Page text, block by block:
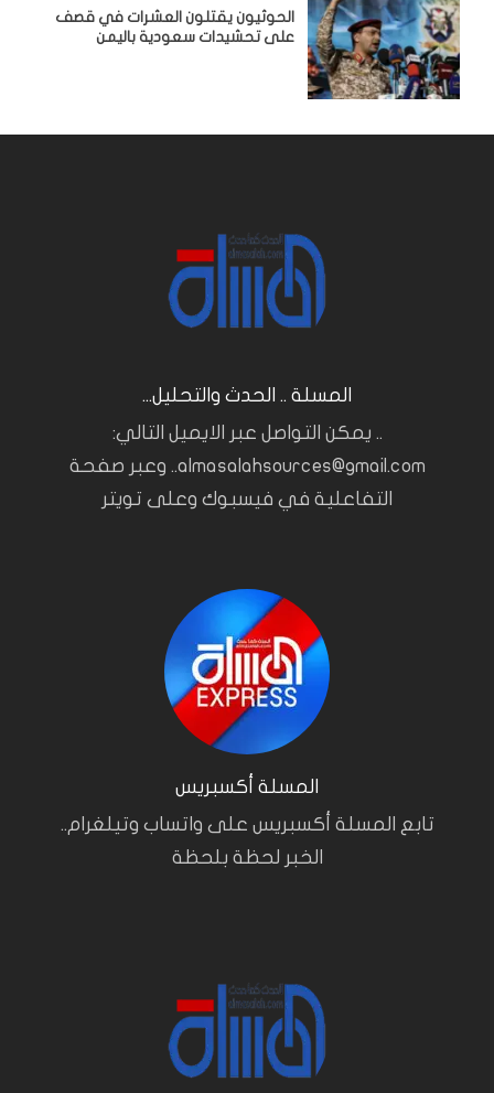
الحوثيون يقتلون العشرات في قصف
على تحشيدات سعودية باليمن
المسلة .. الحدث والتحليل...
.. يمكن التواصل عبر الايميل التالي:
almasalahsources@gmail.com.. وعبر صفحة
التفاعلية في فيسبوك وعلى تويتر
المسلة أكسبريس
تابع المسلة أكسبريس على واتساب وتيلغرام..
الخبر لحظة بلحظة